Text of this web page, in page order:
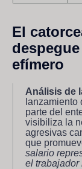
El
efímero
Análisis de
lanzamiento
parte del
visibiliza la
agresivas
que
salario
el trabajador